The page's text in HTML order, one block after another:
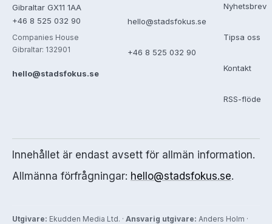
Gibraltar GX11 1AA
+46 8 525 032 90
Companies House
Gibraltar: 132901
hello@stadsfokus.se
hello@stadsfokus.se
+46 8 525 032 90
Nyhetsbrev
Tipsa oss
Kontakt
RSS-flöde
Innehållet är endast avsett för allmän information.
Allmänna förfrågningar: hello@stadsfokus.se.
Utgivare: Ekudden Media Ltd. · Ansvarig utgivare: Anders Holm ·